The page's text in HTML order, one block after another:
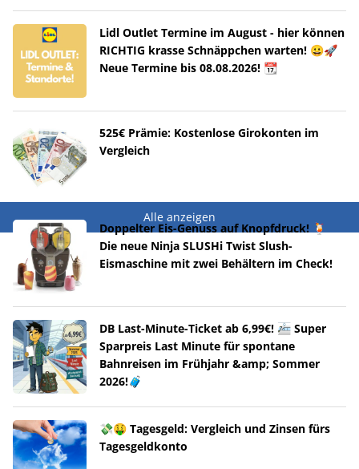
Lidl Outlet Termine im August - hier können
RICHTIG krasse Schnäppchen warten! 😀🚀
Neue Termine bis 08.08.2026! 📆
525€ Prämie: Kostenlose Girokonten im
Vergleich
Alle anzeigen
Doppelter Eis-Genuss auf Knopfdruck! 🍹
Die neue Ninja SLUSHi Twist Slush-
Eismaschine mit zwei Behältern im Check!
DB Last-Minute-Ticket ab 6,99€! 🚈 Super
Sparpreis Last Minute für spontane
Bahnreisen im Frühjahr &amp; Sommer
2026!🧳
💸🤑 Tagesgeld: Vergleich und Zinsen fürs
Tagesgeldkonto